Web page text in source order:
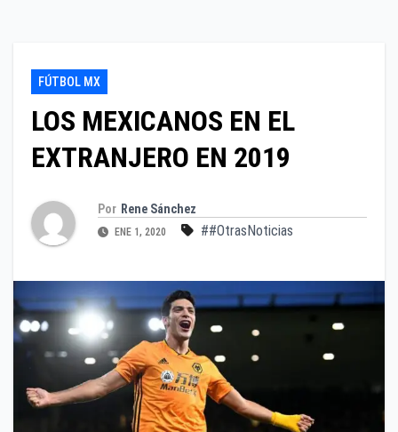
FÚTBOL MX
LOS MEXICANOS EN EL
EXTRANJERO EN 2019
Por Rene Sánchez
ENE 1, 2020 ##OtrasNoticias